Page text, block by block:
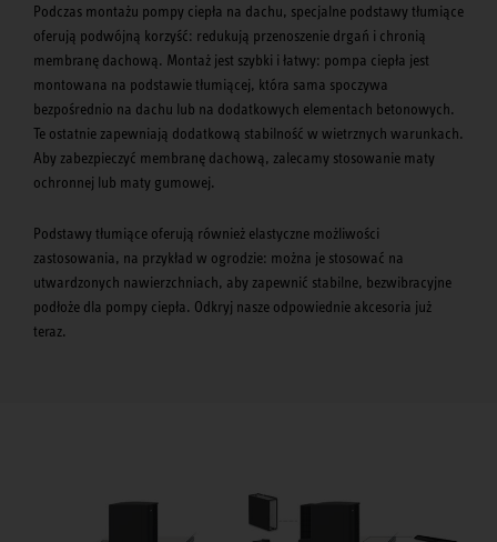
Podczas montażu pompy ciepła na dachu, specjalne podstawy tłumiące
oferują podwójną korzyść: redukują przenoszenie drgań i chronią
membranę dachową. Montaż jest szybki i łatwy: pompa ciepła jest
montowana na podstawie tłumiącej, która sama spoczywa
bezpośrednio na dachu lub na dodatkowych elementach betonowych.
Te ostatnie zapewniają dodatkową stabilność w wietrznych warunkach.
Aby zabezpieczyć membranę dachową, zalecamy stosowanie maty
ochronnej lub maty gumowej.
Podstawy tłumiące oferują również elastyczne możliwości
zastosowania, na przykład w ogrodzie: można je stosować na
utwardzonych nawierzchniach, aby zapewnić stabilne, bezwibracyjne
podłoże dla pompy ciepła. Odkryj nasze odpowiednie akcesoria już
teraz.